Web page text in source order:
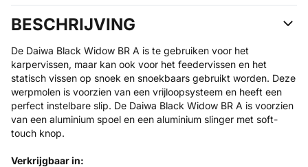
BESCHRIJVING
De Daiwa Black Widow BR A is te gebruiken voor het
karpervissen, maar kan ook voor het feedervissen en het
statisch vissen op snoek en snoekbaars gebruikt worden. Deze
werpmolen is voorzien van een vrijloopsysteem en heeft een
perfect instelbare slip. De Daiwa Black Widow BR A is voorzien
van een aluminium spoel en een aluminium slinger met soft-
touch knop.
Verkrijgbaar in: